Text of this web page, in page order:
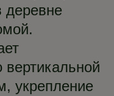
деревне
укрепление